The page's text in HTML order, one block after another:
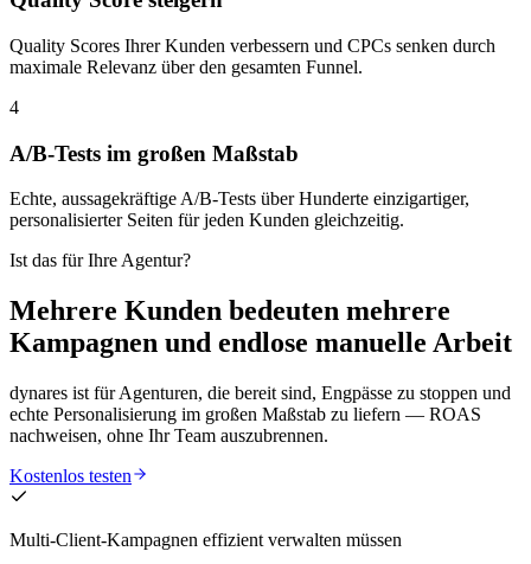
Quality Scores Ihrer Kunden verbessern und CPCs senken durch
maximale Relevanz über den gesamten Funnel.
4
A/B-Tests im großen Maßstab
Echte, aussagekräftige A/B-Tests über Hunderte einzigartiger,
personalisierter Seiten für jeden Kunden gleichzeitig.
Ist das für Ihre Agentur?
Mehrere Kunden bedeuten mehrere
Kampagnen und endlose manuelle Arbeit
dynares ist für Agenturen, die bereit sind, Engpässe zu stoppen und
echte Personalisierung im großen Maßstab zu liefern — ROAS
nachweisen, ohne Ihr Team auszubrennen.
Kostenlos testen
Multi-Client-Kampagnen effizient verwalten müssen